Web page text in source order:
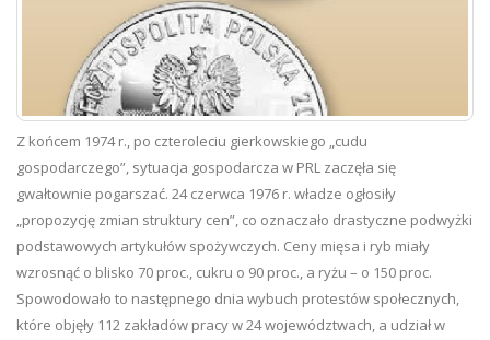
Z końcem 1974 r., po czteroleciu gierkowskiego „cudu
gospodarczego”, sytuacja gospodarcza w PRL zaczęła się
gwałtownie pogarszać. 24 czerwca 1976 r. władze ogłosiły
„propozycję zmian struktury cen”, co oznaczało drastyczne podwyżki
podstawowych artykułów spożywczych. Ceny mięsa i ryb miały
wzrosnąć o blisko 70 proc., cukru o 90 proc., a ryżu – o 150 proc.
Spowodowało to następnego dnia wybuch protestów społecznych,
które objęły 112 zakładów pracy w 24 województwach, a udział w